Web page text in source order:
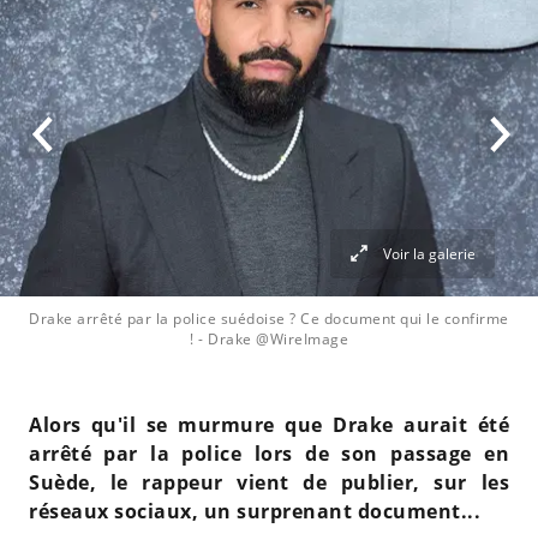
Drake arrêté par la police suédoise ? Ce document qui le confirme
! - Drake @WireImage
Voir la galerie
Alors qu'il se murmure que Drake aurait été
arrêté par la police lors de son passage en
Suède, le rappeur vient de publier, sur les
réseaux sociaux, un surprenant document...